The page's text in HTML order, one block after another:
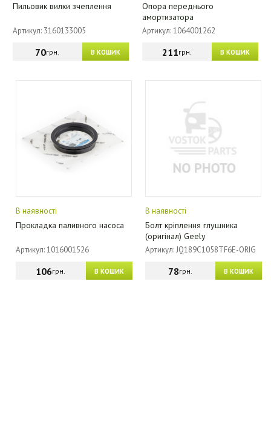
Пильовик вилки зчеплення
Артикул: 3160133005
В КОШИК
70грн.
Опора переднього
амортизатора
Артикул: 1064001262
В КОШИК
211грн.
В наявності
Прокладка паливного насоса
Артикул: 1016001526
В КОШИК
106грн.
В наявності
Болт кріплення глушника
(оригінал) Geely
Артикул: JQ189C1058TF6E-ORIG
В КОШИК
78грн.